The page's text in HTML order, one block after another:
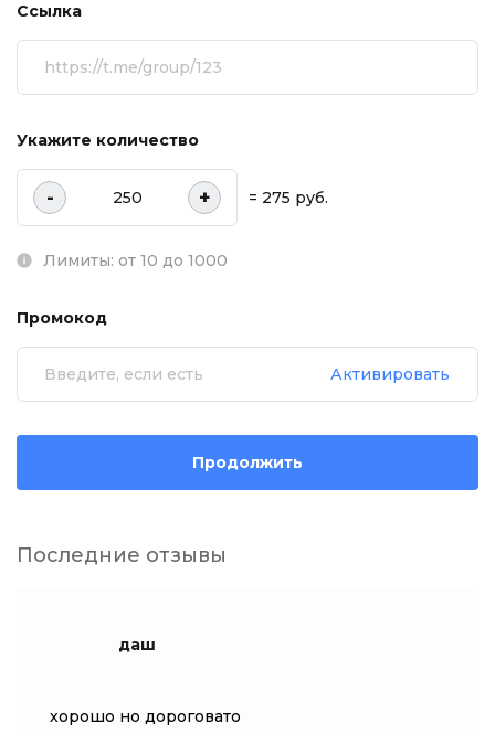
Ссылка
Укажите количество
- + = 275 руб.
Лимиты: от 10 до 1000
Промокод
Активировать
Продолжить
Последние отзывы
даш
хорошо но дороговато